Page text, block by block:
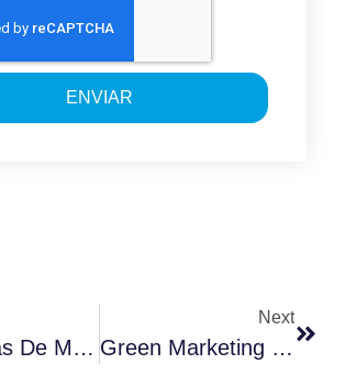
ENVIAR
Estrategias De Marketing Verde Para 2024
Next
Green Marketing Strategies For 2024